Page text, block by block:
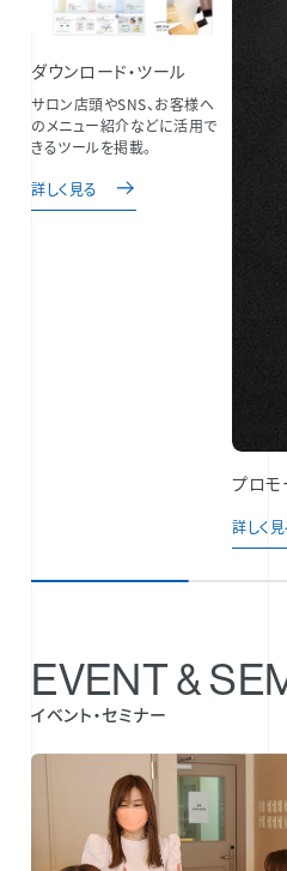
ダウンロード・ツール
サロン店頭やSNS、お客様へ
のメニュー紹介などに活用で
きるツールを掲載。
詳しく見る
プロモ
詳しく見
EVENT &
イベント・セミナー